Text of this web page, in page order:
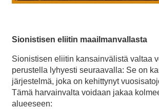
Sionistisen eliitin maailmanvallasta
Sionistisen eliitin kansainvälistä valtaa
perustella lyhyesti seuraavalla: Se on
järjestelmä, joka on kehittynyt
Tämä harvainvalta voidaan jakaa
alueeseen: